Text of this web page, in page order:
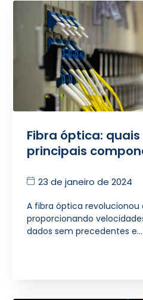
Fibra óptica: quais
principais
23 de janeiro de 2024
A fibra óptica
proporcionando
dados sem precedentes e…